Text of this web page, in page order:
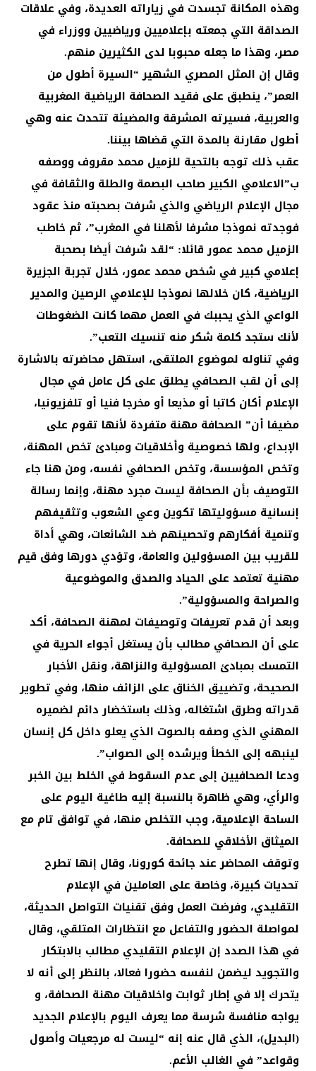
وهذه المكانة تجسدت في زياراته العديدة، وفي علاقات
الصداقة التي جمعته بإعلاميين ورياضيين ووزراء في
مصر، وهذا ما جعله محبوبا لدى الكثيرين منهم.
وقال إن المثل المصري الشهير “السيرة أطول من
العمر”، ينطبق على فقيد الصحافة الرياضية المغربية
والعربية، فسيرته المشرقة والمضيئة تتحدث عنه وهي
أطول مقارنة بالمدة التي قضاها بيننا.
عقب ذلك توجه بالتحية للزميل محمد مقروف ووصفه
ب”الاعلامي الكبير صاحب البصمة والطلة والثقافة في
مجال الإعلام الرياضي والذي شرفت بصحبته منذ عقود
فوجدته نموذجا مشرفا لأهلنا في المغرب”، ثم خاطب
الزميل محمد عمور قائلا: “لقد شرفت أيضا بصحبة
إعلامي كبير في شخص محمد عمور، خلال تجربة الجزيرة
الرياضية، كان خلالها نموذجا للإعلامي الرصين والمدير
الواعي الذي يحببك في العمل مهما كانت الضغوطات
لأنك ستجد كلمة شكر منه تنسيك التعب”.
وفي تناوله لموضوع الملتقى، استهل محاضرته بالاشارة
إلى أن لقب الصحافي يطلق على كل عامل في مجال
الإعلام أكان كاتبا أو مذيعا أو مخرجا فنيا أو تلفزيونيا،
مضيفا أن” الصحافة مهنة متفردة لأنها تقوم على
الإبداع، ولها خصوصية وأخلاقيات ومبادئ تخص المهنة،
وتخص المؤسسة، وتخص الصحافي نفسه، ومن هنا جاء
التوصيف بأن الصحافة ليست مجرد مهنة، وإنما رسالة
إنسانية مسؤوليتها تكوين وعي الشعوب وتثقيفهم
وتنمية أفكارهم وتحصينهم ضد الشائعات، وهي أداة
للقريب بين المسؤولين والعامة، وتؤدي دورها وفق قيم
مهنية تعتمد على الحياد والصدق والموضوعية
والصراحة والمسؤولية”.
وبعد أن قدم تعريفات وتوصيفات لمهنة الصحافة، أكد
على أن الصحافي مطالب بأن يستغل أجواء الحرية في
التمسك بمبادئ المسؤولية والنزاهة، ونقل الأخبار
الصحيحة، وتضييق الخناق على الزائف منها، وفي تطوير
قدراته وطرق اشتغاله، وذلك باستخضار دائم لضميره
المهني الذي وصفه بالصوت الذي يعلو داخل كل إنسان
لينبهه إلى الخطأ ويرشده إلى الصواب”.
ودعا الصحافيين إلى عدم السقوط في الخلط بين الخبر
والرأي، وهي ظاهرة بالنسبة إليه طاغية اليوم على
الساحة الإعلامية، وجب التخلص منها، في توافق تام مع
الميثاق الأخلاقي للصحافة.
وتوقف المحاضر عند جائحة كورونا، وقال إنها تطرح
تحديات كبيرة، وخاصة على العاملين في الإعلام
التقليدي، وفرضت العمل وفق تقنيات التواصل الحديثة،
لمواصلة الحضور والتفاعل مع انتظارات المتلقي، وقال
في هذا الصدد إن الإعلام التقليدي مطالب بالابتكار
والتجويد ليضمن لنفسه حضورا فعالا، بالنظر إلى أنه لا
يتحرك إلا في إطار ثوابت واخلاقيات مهنة الصحافة، و
يواجه منافسة شرسة مما يعرف اليوم بالإعلام الجديد
(البديل)، الذي قال عنه إنه “ليست له مرجعيات وأصول
وقواعد” في الغالب الأعم.